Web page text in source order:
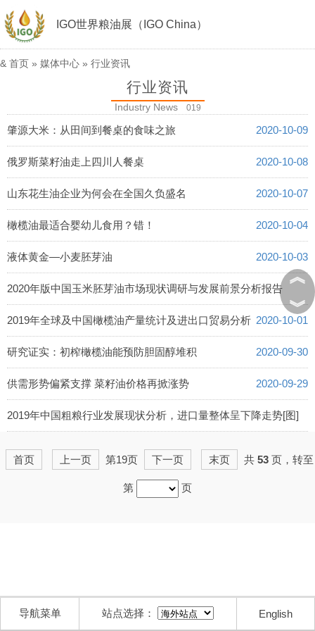
IGO世界粮油展（IGO China）
& 首页 » 媒体中心 » 行业资讯
行业资讯
Industry News 019
肇源大米：从田间到餐桌的食味之旅 2020-10-09
俄罗斯菜籽油走上四川人餐桌 2020-10-08
山东花生油企业为何会在全国久负盛名 2020-10-07
橄榄油最适合婴幼儿食用？错！ 2020-10-04
液体黄金—小麦胚芽油 2020-10-03
2020年版中国玉米胚芽油市场现状调研与发展前景分析报告
2020-10-02
2019年全球及中国橄榄油产量统计及进出口贸易分析 2020-10-01
研究证实：初榨橄榄油能预防胆固醇堆积 2020-09-30
供需形势偏紧支撑 菜籽油价格再掀涨势 2020-09-29
2019年中国粗粮行业发展现状分析，进口量整体呈下降走势[图]
首页
上一页 第19页 下一页 末页 共 53页，转至
第 页
︽
︾
导航菜单 站点选择： English